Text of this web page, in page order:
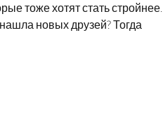
тоже хотят стать стройнее.
новых друзей? Тогда